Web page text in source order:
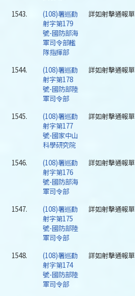
1543.
(108)署巡勤
射字第179
號-國防部海
軍司令部艦
隊指揮部
詳如射擊通報單
1544.
(108)署巡勤
射字第178
號-國防部陸
軍司令部
詳如射擊通報單
1545.
(108)署巡勤
射字第177
號-國家中山
科學研究院
詳如射擊通報單
1546.
(108)署巡勤
射字第176
號-國防部海
軍司令部
詳如射擊通報單
1547.
(108)署巡勤
射字第175
號-國防部陸
軍司令部
詳如射擊通報單
1548.
(108)署巡勤
射字第174
號-國防部陸
軍司令部
詳如射擊通報單